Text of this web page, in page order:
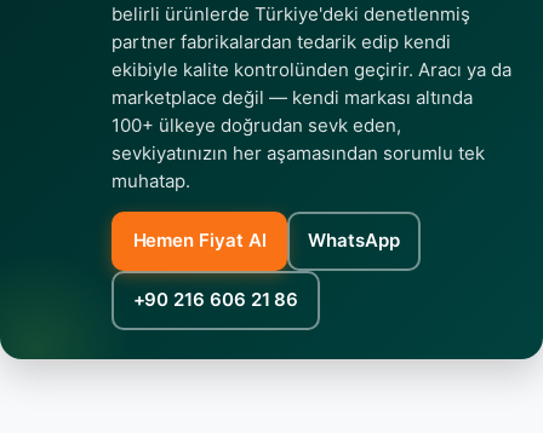
belirli ürünlerde Türkiye'deki denetlenmiş
partner fabrikalardan tedarik edip kendi
ekibiyle kalite kontrolünden geçirir. Aracı ya da
marketplace değil — kendi markası altında
100+ ülkeye doğrudan sevk eden,
sevkiyatınızın her aşamasından sorumlu tek
muhatap.
Hemen Fiyat Al WhatsApp
+90 216 606 21 86